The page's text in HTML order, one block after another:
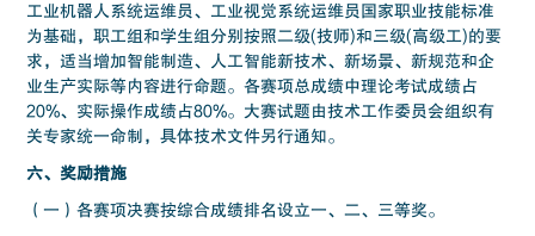
工业机器人系统运维员、工业视觉系统运维员国家职业技能标准
为基础，职工组和学生组分别按照二级(技师)和三级(高级工)的要
求，适当增加智能制造、人工智能新技术、新场景、新规范和企
业生产实际等内容进行命题。各赛项总成绩中理论考试成绩占
20%、实际操作成绩占80%。大赛试题由技术工作委员会组织有
关专家统一命制，具体技术文件另行通知。
六、奖励措施
（一）各赛项决赛按综合成绩排名设立一、二、三等奖。